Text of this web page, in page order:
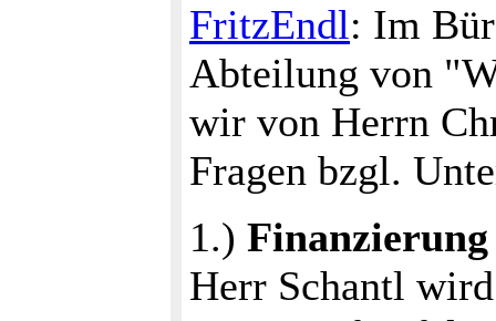
FritzEndl: Im
Abteilung von
wir von Herrn
Fragen bzgl.
1.)
Herr Schantl